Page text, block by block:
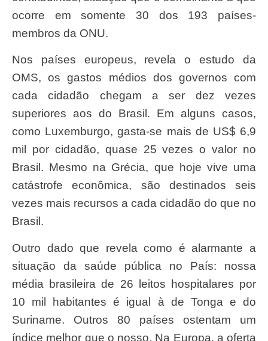
ocorre em somente 30 dos 193 países-
membros da ONU.
Nos países europeus, revela o estudo da
OMS, os gastos médios dos governos com
cada cidadão chegam a ser dez vezes
superiores aos do Brasil. Em alguns casos,
como Luxemburgo, gasta-se mais de US$ 6,9
mil por cidadão, quase 25 vezes o valor no
Brasil. Mesmo na Grécia, que hoje vive uma
catástrofe econômica, são destinados seis
vezes mais recursos a cada cidadão do que no
Brasil.
Outro dado que revela como é alarmante a
situação da saúde pública no País: nossa
média brasileira de 26 leitos hospitalares por
10 mil habitantes é igual à de Tonga e do
Suriname. Outros 80 países ostentam um
índice melhor que o nosso. Na Europa, a oferta